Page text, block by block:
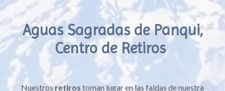
Aguas Sagradas de Panqui,
Centro de Retiros
Nuestros retiros toman lugar en las faldas de nuestra